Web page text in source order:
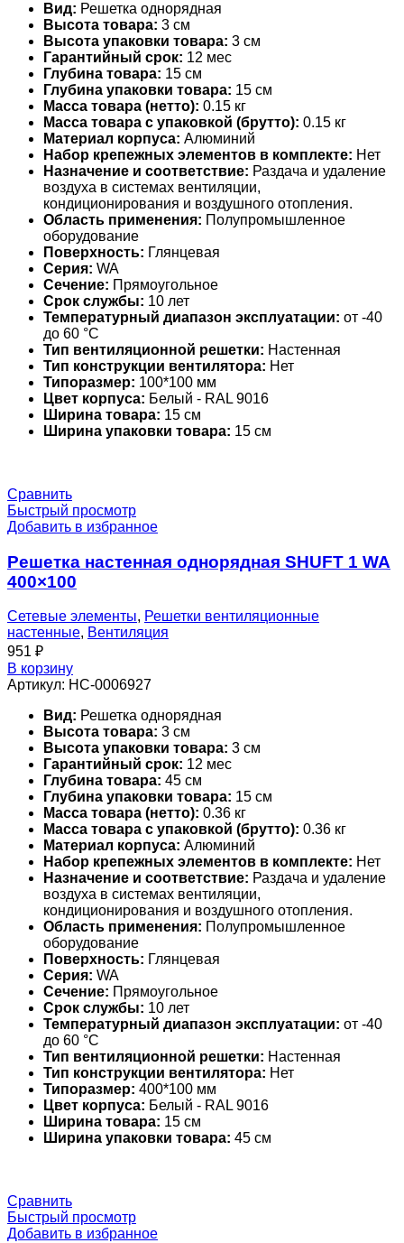
Вид: Решетка однорядная
Высота товара: 3 см
Высота упаковки товара: 3 см
Гарантийный срок: 12 мес
Глубина товара: 15 см
Глубина упаковки товара: 15 см
Масса товара (нетто): 0.15 кг
Масса товара с упаковкой (брутто): 0.15 кг
Материал корпуса: Алюминий
Набор крепежных элементов в комплекте: Нет
Назначение и соответствие: Раздача и удаление
воздуха в системах вентиляции,
кондиционирования и воздушного отопления.
Область применения: Полупромышленное
оборудование
Поверхность: Глянцевая
Серия: WA
Сечение: Прямоугольное
Срок службы: 10 лет
Температурный диапазон эксплуатации: от -40
до 60 °С
Тип вентиляционной решетки: Настенная
Тип конструкции вентилятора: Нет
Типоразмер: 100*100 мм
Цвет корпуса: Белый - RAL 9016
Ширина товара: 15 см
Ширина упаковки товара: 15 см
Сравнить
Быстрый просмотр
Добавить в избранное
Решетка настенная однорядная SHUFT 1 WA
400×100
Сетевые элементы, Решетки вентиляционные
настенные, Вентиляция
951 ₽
В корзину
Артикул: НС-0006927
Вид: Решетка однорядная
Высота товара: 3 см
Высота упаковки товара: 3 см
Гарантийный срок: 12 мес
Глубина товара: 45 см
Глубина упаковки товара: 15 см
Масса товара (нетто): 0.36 кг
Масса товара с упаковкой (брутто): 0.36 кг
Материал корпуса: Алюминий
Набор крепежных элементов в комплекте: Нет
Назначение и соответствие: Раздача и удаление
воздуха в системах вентиляции,
кондиционирования и воздушного отопления.
Область применения: Полупромышленное
оборудование
Поверхность: Глянцевая
Серия: WA
Сечение: Прямоугольное
Срок службы: 10 лет
Температурный диапазон эксплуатации: от -40
до 60 °С
Тип вентиляционной решетки: Настенная
Тип конструкции вентилятора: Нет
Типоразмер: 400*100 мм
Цвет корпуса: Белый - RAL 9016
Ширина товара: 15 см
Ширина упаковки товара: 45 см
Сравнить
Быстрый просмотр
Добавить в избранное